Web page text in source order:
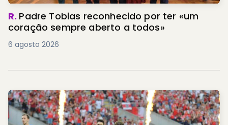
R. Padre Tobias reconhecido por ter «um
coração sempre aberto a todos»
6 agosto 2026